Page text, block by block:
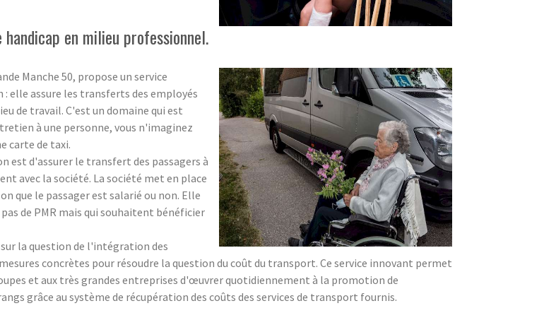
en milieu professionnel.
Manche 50, propose un service
elle assure les transferts des employés
de travail. C'est un domaine qui est
à une personne, vous n'imaginez
carte de taxi.
est d'assurer le transfert des passagers à
avec la société. La société met en place
que le passager est salarié ou non. Elle
de PMR mais qui souhaitent bénéficier
la question de l'intégration des
concrètes pour résoudre la question du coût du transport. Ce service innovant permet
et aux très grandes entreprises d'œuvrer quotidiennement à la promotion de
grâce au système de récupération des coûts des services de transport fournis.